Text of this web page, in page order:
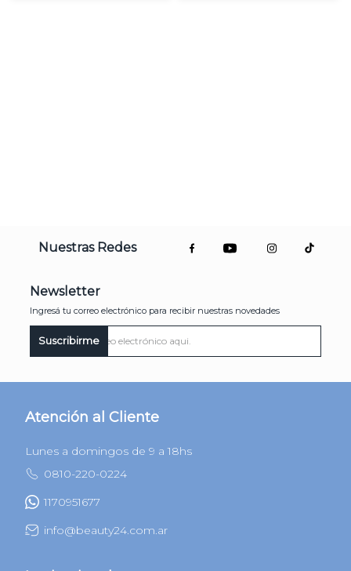
Nuestras Redes
Newsletter
Ingresá tu correo electrónico para recibir nuestras novedades
Suscribirme
Atención al Cliente
Lunes a domingos de 9 a 18hs
0810-220-0224
1170951677
info@beauty24.com.ar